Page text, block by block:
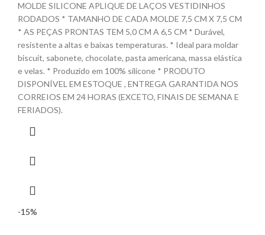
MOLDE SILICONE APLIQUE DE LAÇOS VESTIDINHOS
RODADOS * TAMANHO DE CADA MOLDE 7,5 CM X 7,5 CM
* AS PEÇAS PRONTAS TEM 5,0 CM A 6,5 CM * Durável,
resistente a altas e baixas temperaturas. * Ideal para moldar
biscuit, sabonete, chocolate, pasta americana, massa elástica
e velas. * Produzido em 100% silicone * PRODUTO
DISPONÍVEL EM ESTOQUE , ENTREGA GARANTIDA NOS
CORREIOS EM 24 HORAS (EXCETO, FINAIS DE SEMANA E
FERIADOS).
-15%